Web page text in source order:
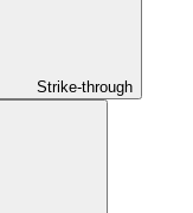
Strike-through